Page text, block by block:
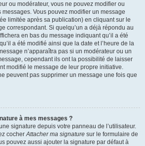
ou modérateur, vous ne pouvez modifier ou
Vous pouvez modifier un message
limitée après sa publication) en cliquant sur le
correspondant. Si quelqu’un a déjà répondu au
en bas du message indiquant qu’il a été
a été modifié ainsi que la date et l’heure de la
n’apparaîtra pas si un modérateur ou un
cependant ils ont la possibilité de laisser
modifié le message de leur propre initiative.
peuvent pas supprimer un message une fois que
à mes messages ?
signature depuis votre panneau de l’utilisateur.
cocherAttacher ma signature sur le formulaire de
pouvez aussi ajouter la signature par défaut à